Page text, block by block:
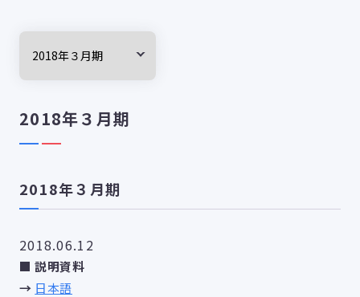
2018年３月期
2018年３月期
2018.06.12
■ 説明資料
→ 日本語